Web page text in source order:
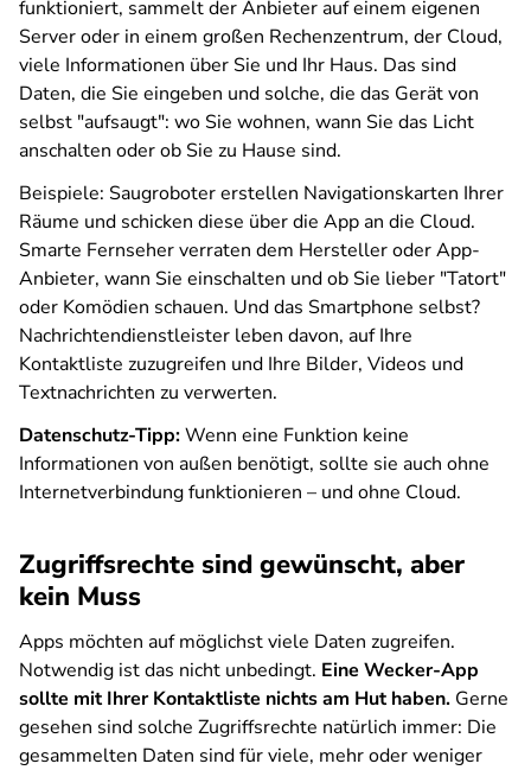
funktioniert, sammelt der Anbieter auf einem eigenen
Server oder in einem großen Rechenzentrum, der Cloud,
viele Informationen über Sie und Ihr Haus. Das sind
Daten, die Sie eingeben und solche, die das Gerät von
selbst "aufsaugt": wo Sie wohnen, wann Sie das Licht
anschalten oder ob Sie zu Hause sind.
Beispiele: Saugroboter erstellen Navigationskarten Ihrer
Räume und schicken diese über die App an die Cloud.
Smarte Fernseher verraten dem Hersteller oder App-
Anbieter, wann Sie einschalten und ob Sie lieber "Tatort"
oder Komödien schauen. Und das Smartphone selbst?
Nachrichtendienstleister leben davon, auf Ihre
Kontaktliste zuzugreifen und Ihre Bilder, Videos und
Textnachrichten zu verwerten.
Datenschutz-Tipp:Wenn eine Funktion keine
Informationen von außen benötigt, sollte sie auch ohne
Internetverbindung funktionieren – und ohne Cloud.
Zugriffsrechte sind gewünscht, aber
kein Muss
Apps möchten auf möglichst viele Daten zugreifen.
Notwendig ist das nicht unbedingt. Eine Wecker-App
sollte mit Ihrer Kontaktliste nichts am Hut haben. Gerne
gesehen sind solche Zugriffsrechte natürlich immer: Die
gesammelten Daten sind für viele, mehr oder weniger